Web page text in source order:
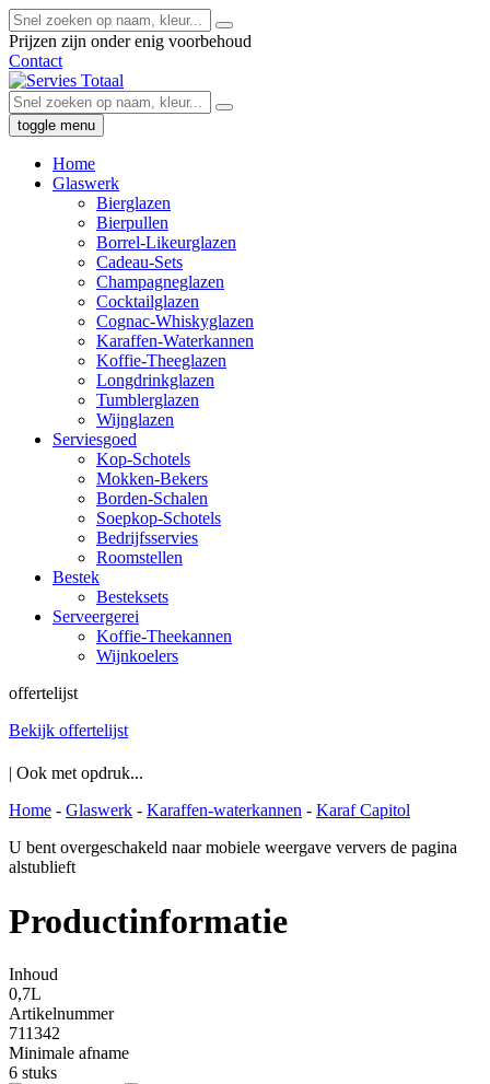
Prijzen zijn onder enig voorbehoud
Contact
toggle menu
Home
Glaswerk
Bierglazen
Bierpullen
Borrel-Likeurglazen
Cadeau-Sets
Champagneglazen
Cocktailglazen
Cognac-Whiskyglazen
Karaffen-Waterkannen
Koffie-Theeglazen
Longdrinkglazen
Tumblerglazen
Wijnglazen
Serviesgoed
Kop-Schotels
Mokken-Bekers
Borden-Schalen
Soepkop-Schotels
Bedrijfsservies
Roomstellen
Bestek
Besteksets
Serveergerei
Koffie-Theekannen
Wijnkoelers
offertelijst
Bekijk offertelijst
| Ook met opdruk...
Home - Glaswerk - Karaffen-waterkannen - Karaf Capitol
U bent overgeschakeld naar mobiele weergave ververs de pagina
alstublieft
Productinformatie
Inhoud
0,7L
Artikelnummer
711342
Minimale afname
6 stuks